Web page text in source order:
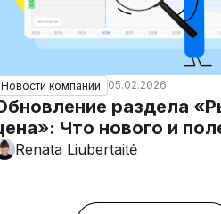
Новости компании 05.02.2026
раздела
Что нового и
Renata Liubertaitė